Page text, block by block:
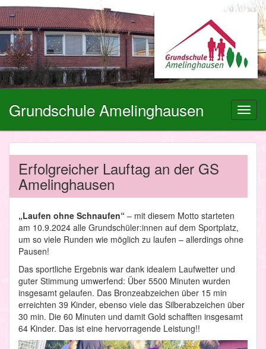
Grundschule Amelinghausen
Erfolgreicher Lauftag an der GS
Amelinghausen
„Laufen ohne Schnaufen“ – mit diesem Motto starteten
am 10.9.2024 alle Grundschüler:innen auf dem Sportplatz,
um so viele Runden wie möglich zu laufen – allerdings ohne
Pausen!
Das sportliche Ergebnis war dank idealem Laufwetter und
guter Stimmung umwerfend: Über 5500 Minuten wurden
insgesamt gelaufen. Das Bronzeabzeichen über 15 min
erreichten 39 Kinder, ebenso viele das Silberabzeichen über
30 min. Die 60 Minuten und damit Gold schafften insgesamt
64 Kinder. Das ist eine hervorragende Leistung!!